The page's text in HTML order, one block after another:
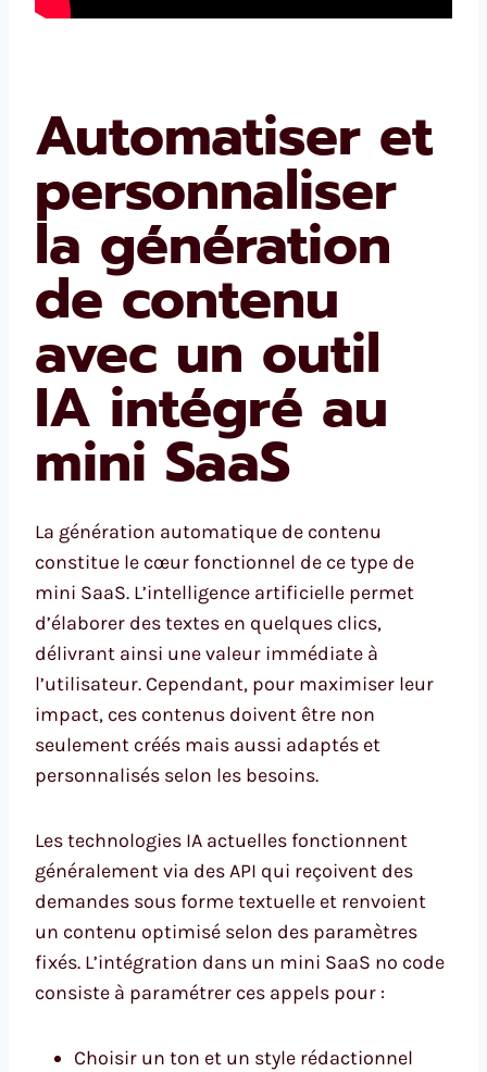
Automatiser et
personnaliser
la génération
de contenu
avec un outil
IA intégré au
mini SaaS
La génération automatique de contenu
constitue le cœur fonctionnel de ce type de
mini SaaS. L’intelligence artificielle permet
d’élaborer des textes en quelques clics,
délivrant ainsi une valeur immédiate à
l’utilisateur. Cependant, pour maximiser leur
impact, ces contenus doivent être non
seulement créés mais aussi adaptés et
personnalisés selon les besoins.
Les technologies IA actuelles fonctionnent
généralement via des API qui reçoivent des
demandes sous forme textuelle et renvoient
un contenu optimisé selon des paramètres
fixés. L’intégration dans un mini SaaS no code
consiste à paramétrer ces appels pour :
Choisir un ton et un style rédactionnel